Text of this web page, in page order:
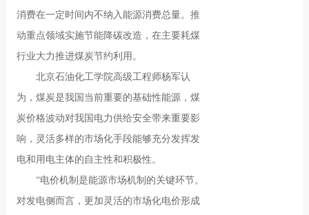
消费在一定时间内不纳入能源消费总量。推
动重点领域实施节能降碳改造，在主要耗煤
行业大力推进煤炭节约利用。
北京石油化工学院高级工程师杨军认
为，煤炭是我国当前重要的基础性能源，煤
炭价格波动对我国电力供给安全带来重要影
响，灵活多样的市场化手段能够充分发挥发
电和用电主体的自主性和积极性。
“电价机制是能源市场机制的关键环节。
对发电侧而言，更加灵活的市场化电价形成